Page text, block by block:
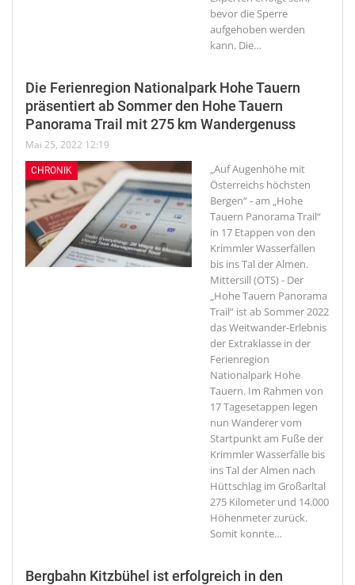
bevor die Sperre
aufgehoben werden
kann. Die…
Die Ferienregion Nationalpark Hohe Tauern
präsentiert ab Sommer den Hohe Tauern
Panorama Trail mit 275 km Wandergenuss
Mai 25, 2022 12:19
CHRONIK
„Auf Augenhöhe mit
Österreichs höchsten
Bergen“ - am „Hohe
Tauern Panorama Trail“
in 17 Etappen von den
Krimmler Wasserfällen
bis ins Tal der Almen.
Mittersill (OTS) - Der
„Hohe Tauern Panorama
Trail“ ist ab Sommer 2022
das Weitwander-Erlebnis
der Extraklasse in der
Ferienregion
Nationalpark Hohe
Tauern. Im Rahmen von
17 Tagesetappen legen
nun Wanderer vom
Startpunkt am Fuße der
Krimmler Wasserfälle bis
ins Tal der Almen nach
Hüttschlag im Großarltal
275 Kilometer und 14.000
Höhenmeter zurück.
Somit konnte…
Bergbahn Kitzbühel ist erfolgreich in den